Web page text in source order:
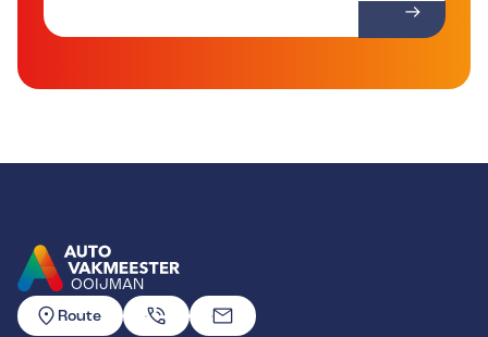
OOIJMAN
GA NAAR DE HOMEPAGINA
Route